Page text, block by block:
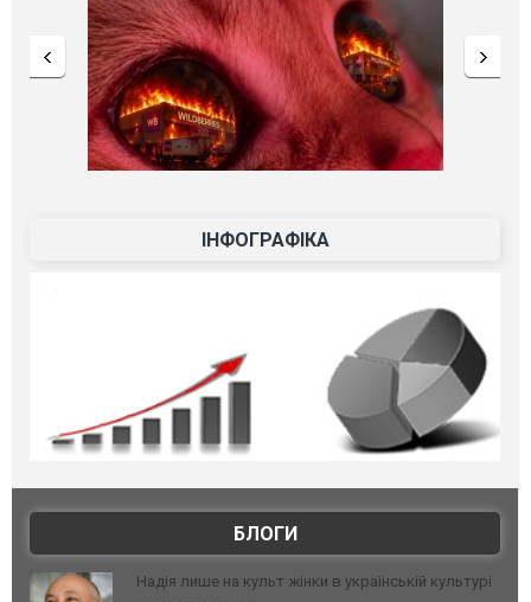
ІНФОГРАФІКА
БЛОГИ
Надія лише на культ жінки в українській культурі